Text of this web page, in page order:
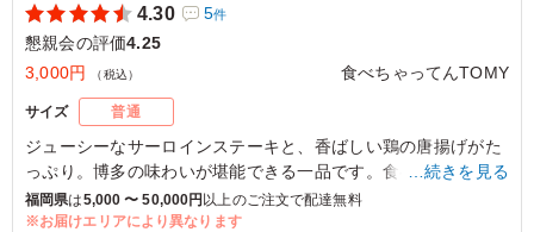
4.30 5件
懇親会の評価4.25
3,000円
（税込） 食べちゃってんTOMY
サイズ 普通
ジューシーなサーロインステーキと、香ばしい鶏の唐揚げがた
っぷり。博多の味わいが堪能できる一品です。食べちゃってん
TOMY自慢のがめ煮や色鮮やしい副菜と共に、バランスの取れ
たお弁当をお楽しみいただけます。お出かけや忙しい日常にぴ
…続きを見る
福岡県は5,000 〜 50,000円以上のご注文で配達無料
※お届けエリアにより異なります